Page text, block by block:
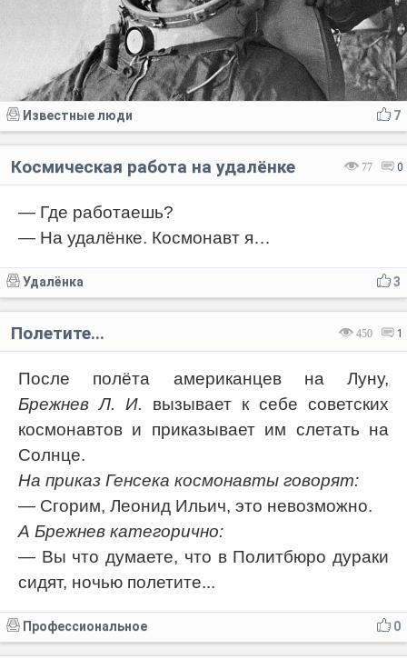
7
Известные люди
77 0
Космическая работа на удалёнке
— Где работаешь?
— На удалёнке. Космонавт я…
3
Удалёнка
450 1
Полетите...
После полёта американцев на Луну,
Брежнев Л. И. вызывает к себе советских
космонавтов и приказывает им слетать на
Солнце.
На приказ Генсека космонавты говорят:
— Сгорим, Леонид Ильич, это невозможно.
А Брежнев категорично:
— Вы что думаете, что в Политбюро дураки
сидят, ночью полетите...
0
Профессиональное